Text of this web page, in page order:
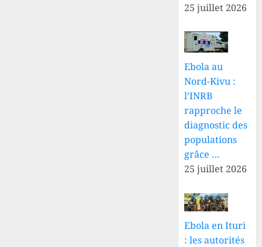
25 juillet 2026
Ebola au
Nord-Kivu :
l’INRB
rapproche le
diagnostic des
populations
grâce …
25 juillet 2026
Ebola en Ituri
: les autorités